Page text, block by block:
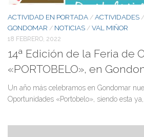
ACTIVIDAD EN PORTADA / ACTIVIDADES /
GONDOMAR / NOTICIAS / VAL MIÑOR
18 FEBRERO, 2022
14ª Edición de la Feria de
«PORTOBELO», en
Un año más celebramos en Gondomar
Oportunidades «Portobelo», siendo esta ya,